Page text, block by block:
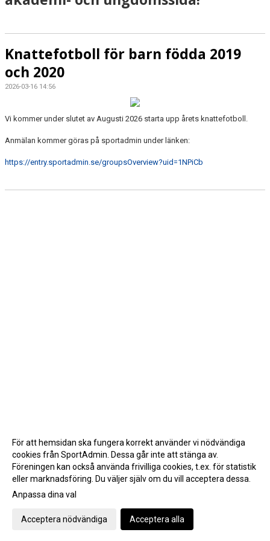
DOKUMENT
MATCHER
HEMSIDA SENIOR
FÖRENINGSKLÄDER
Knattefotboll för barn födda 2019
och 2020
2026-03-16 14:56
Vi kommer under slutet av Augusti 2026 starta upp årets knattefotboll.
Anmälan kommer göras på sportadmin under länken:
https://entry.sportadmin.se/groupsOverview?uid=1NPiCb
Gå till Webbversion
För att hemsidan ska fungera korrekt använder vi nödvändiga
cookies från SportAdmin. Dessa går inte att stänga av.
Föreningen kan också använda frivilliga cookies, t.ex. för statistik
eller marknadsföring. Du väljer själv om du vill acceptera dessa.
Anpassa dina val
Acceptera nödvändiga Acceptera alla